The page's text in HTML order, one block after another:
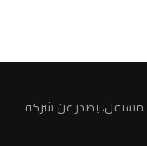
مستقل، يصدر عن شركة